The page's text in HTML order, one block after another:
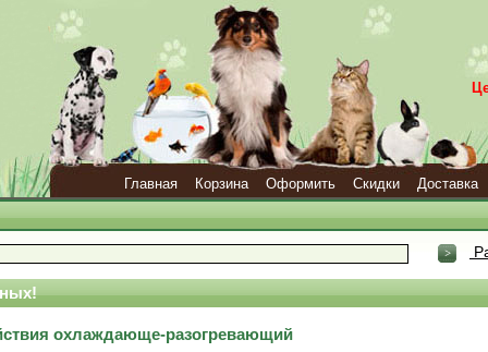
Главная Корзина Оформить Скидки Доставка
охлаждающе-разогревающий